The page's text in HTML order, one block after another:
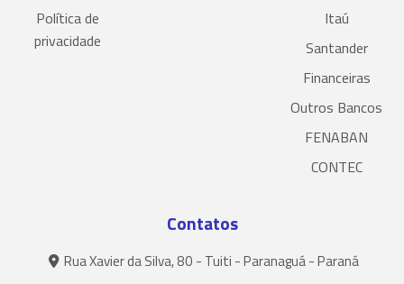
Política de
privacidade
Itaú
Santander
Financeiras
Outros Bancos
FENABAN
CONTEC
Contatos
Rua Xavier da Silva, 80 - Tuiti - Paranaguá - Paraná